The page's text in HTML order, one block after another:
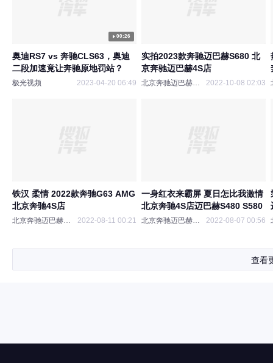
00:26
奥迪RS7 vs 奔驰CLS63，奥迪
二段加速竟让奔驰原地罚站？
极光视频 2023-04-20 06:49
实拍2023款奔驰迈巴赫S680 北
京奔驰迈巴赫4S店 ​​​
北京奔驰迈巴赫4S店 2022-10-08 02:03
铁汉 柔情 2022款奔驰G63 AMG
北京奔驰4S店
北京奔驰迈巴赫4S店 2022-08-11 00:21
一身红衣来霸屏 夏日怎比我激情
北京奔驰4S店迈巴赫S480 S580
北京奔驰迈巴赫4S店 2022-08-07 00:56
查看